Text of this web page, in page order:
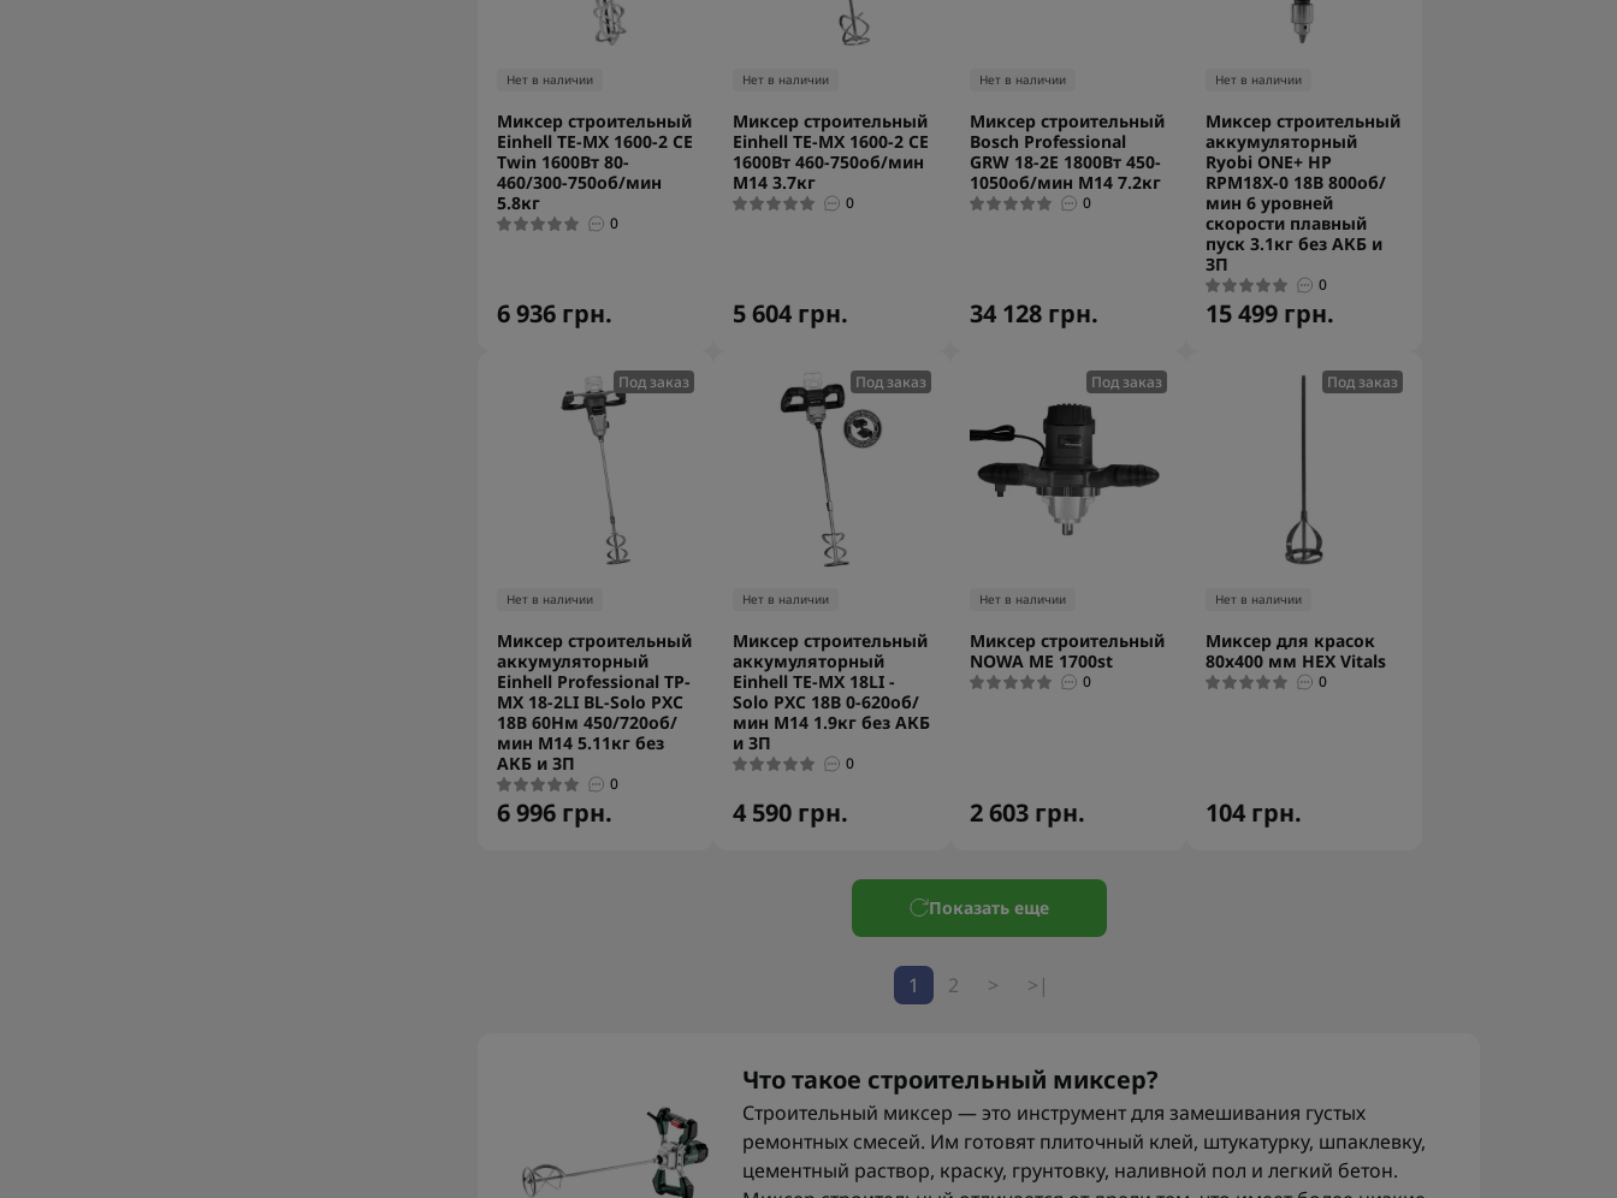
Нет в наличии
Миксер строительный
Einhell TE-MX 1600-2 CE
Twin 1600Вт 80-
460/300-750об/мин
5.8кг
0
6 936 грн.
Нет в наличии
Миксер строительный
Einhell TE-MX 1600-2 CE
1600Вт 460-750об/мин
М14 3.7кг
0
5 604 грн.
Нет в наличии
Миксер строительный
Bosch Professional
GRW 18-2E 1800Вт 450-
1050об/мин М14 7.2кг
0
34 128 грн.
Нет в наличии
Миксер строительный
аккумуляторный
Ryobi ONE+ HP
RPM18X-0 18В 800об/
мин 6 уровней
скорости плавный
пуск 3.1кг без АКБ и
ЗП
0
15 499 грн.
Под заказ
Нет в наличии
Миксер строительный
аккумуляторный
Einhell Professional TP-
MX 18-2LI BL-Solo PXC
18В 60Нм 450/720об/
мин М14 5.11кг без
АКБ и ЗП
0
6 996 грн.
Под заказ
Нет в наличии
Миксер строительный
аккумуляторный
Einhell TE-MX 18LI -
Solo PXC 18В 0-620об/
мин М14 1.9кг без АКБ
и ЗП
0
4 590 грн.
Под заказ
Нет в наличии
Миксер строительный
NOWA ME 1700st
0
2 603 грн.
Под заказ
Нет в наличии
Миксер для красок
80х400 мм HEX Vitals
0
104 грн.
Показать еще
1 2 > >|
Что такое строительный миксер?
Строительный миксер — это инструмент для замешивания густых
ремонтных смесей. Им готовят плиточный клей, штукатурку, шпаклевку,
цементный раствор, краску, грунтовку, наливной пол и легкий бетон.